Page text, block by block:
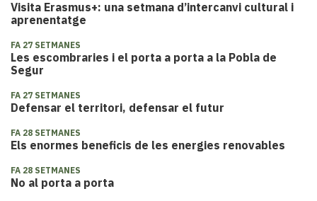
Visita Erasmus+: una setmana d’intercanvi cultural i
aprenentatge
FA 27 SETMANES
Les escombraries i el porta a porta a la Pobla de
Segur
FA 27 SETMANES
Defensar el territori, defensar el futur
FA 28 SETMANES
Els enormes beneficis de les energies renovables
FA 28 SETMANES
No al porta a porta